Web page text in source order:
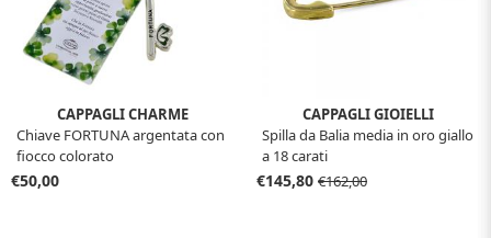
CAPPAGLI CHARME
Chiave FORTUNA argentata con
fiocco colorato
€50,00
CAPPAGLI GIOIELLI
Spilla da Balia media in oro giallo
a 18 carati
€145,80 €162,00